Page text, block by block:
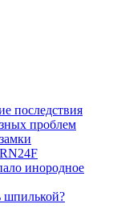
последствия
проблем
инородное
шпилькой?